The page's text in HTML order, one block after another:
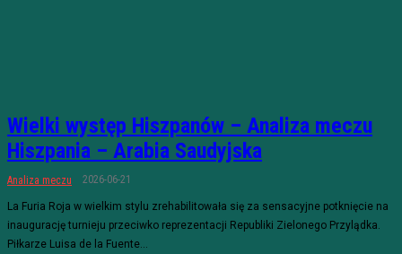
Wielki występ Hiszpanów – Analiza meczu
Hiszpania – Arabia Saudyjska
Analiza meczu 2026-06-21
La Furia Roja w wielkim stylu zrehabilitowała się za sensacyjne potknięcie na
inaugurację turnieju przeciwko reprezentacji Republiki Zielonego Przylądka.
Piłkarze Luisa de la Fuente...